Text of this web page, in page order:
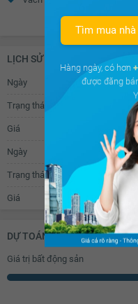
Rèm gỗ
Quạt thông gió
Chắn ban công
LỊCH SỬ GIAO DỊCH
Ngày
Trạng thái
Giá
Ngày
Trạng thái
Giá
DỰ TOÁN KHOẢN VAY (ĐƠN
Giá trị bất động sản
Tìm mua nhà
Hàng ngày, có hơn
được đăng